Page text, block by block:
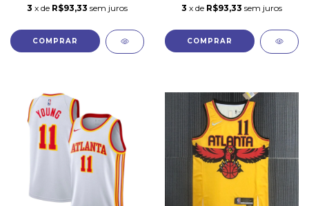
3 x de R$93,33 sem juros
COMPRAR
3 x de R$93,33 sem juros
COMPRAR